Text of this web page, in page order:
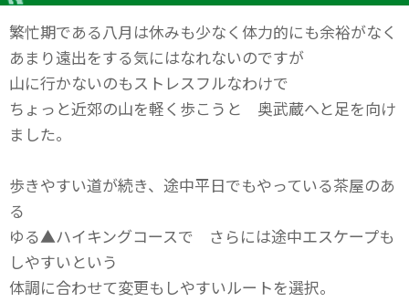
繁忙期である八月は休みも少なく体力的にも余裕がなく
あまり遠出をする気にはなれないのですが
山に行かないのもストレスフルなわけで
ちょっと近郊の山を軽く歩こうと 奥武蔵へと足を向け
ました。
歩きやすい道が続き、途中平日でもやっている茶屋のあ
る
ゆる▲ハイキングコースで さらには途中エスケープも
しやすいという
体調に合わせて変更もしやすいルートを選択。